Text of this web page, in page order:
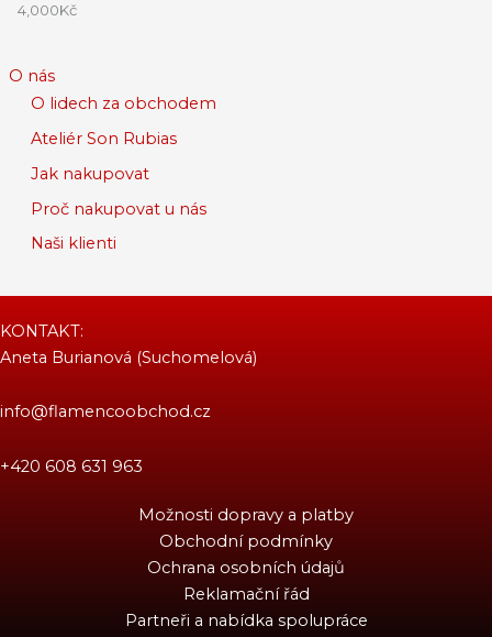
4,000Kč
O nás
O lidech za obchodem
Ateliér Son Rubias
Jak nakupovat
Proč nakupovat u nás
Naši klienti
KONTAKT:
Aneta Burianová (Suchomelová)
info@flamencoobchod.cz
+420 608 631 963
Možnosti dopravy a platby
Obchodní podmínky
Ochrana osobních údajů
Reklamační řád
Partneři a nabídka spolupráce